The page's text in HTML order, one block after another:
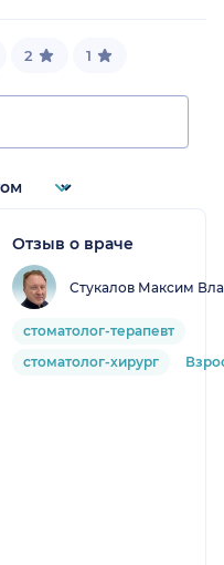
2 1
Отзыв о враче
Стукалов Максим
стоматолог-терапевт
стоматолог-хирург